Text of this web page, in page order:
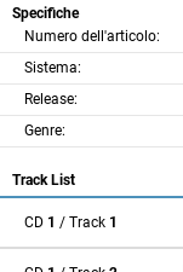
Specifiche
Numero dell'articolo:
Sistema:
Release:
Genre:
Track List
CD 1 / Track 1